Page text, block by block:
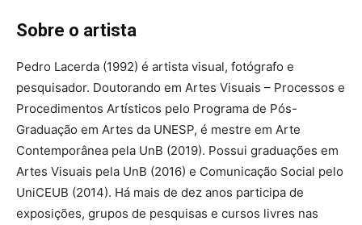
Sobre o artista
Pedro Lacerda (1992) é artista visual, fotógrafo e
pesquisador. Doutorando em Artes Visuais – Processos e
Procedimentos Artísticos pelo Programa de Pós-
Graduação em Artes da UNESP, é mestre em Arte
Contemporânea pela UnB (2019). Possui graduações em
Artes Visuais pela UnB (2016) e Comunicação Social pelo
UniCEUB (2014). Há mais de dez anos participa de
exposições, grupos de pesquisas e cursos livres nas